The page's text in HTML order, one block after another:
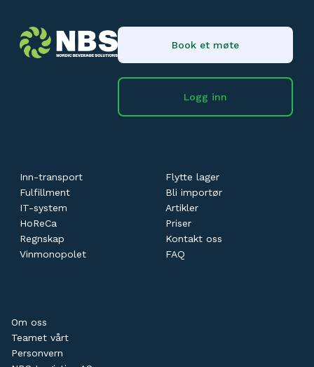
Book et møte
Logg inn
Inn-transport
Fulfillment
IT-system
HoReCa
Regnskap
Vinmonopolet
Flytte lager
Bli importør
Artikler
Priser
Kontakt oss
FAQ
Om oss
Teamet vårt
Personvern